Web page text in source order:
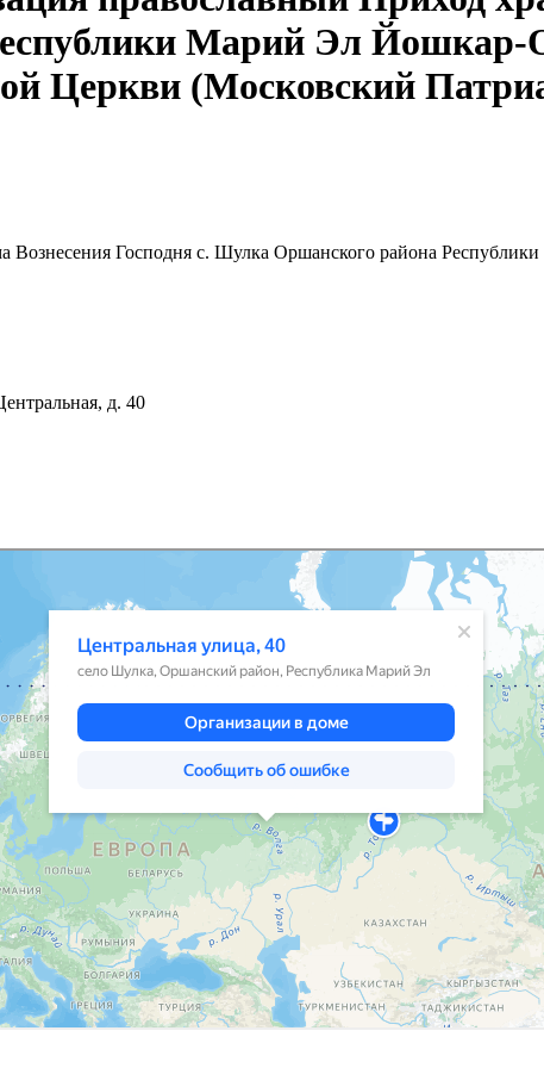
Марий Эл Йошкар-
Церкви (Московский
Вознесения Господня с. Шулка Оршанского района
д. 40